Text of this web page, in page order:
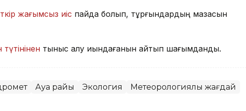
жағымсыз иіс пайда болып, тұрғындардың мазасын
тыныс алу қиындағанын айтып шағымданды.
Ауа райы Экология Метеорологиялық жағдай